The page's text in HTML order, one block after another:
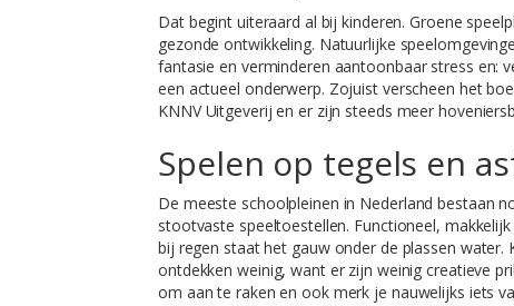
Dat begint uiteraard al bij kinderen. Groene
gezonde ontwikkeling. Natuurlijke
fantasie en verminderen aantoonbaar stress en:
een actueel onderwerp. Zojuist verscheen het
KNNV Uitgeverij en er zijn steeds meer
Spelen op tegels en
De meeste schoolpleinen in Nederland bestaan
stootvaste speeltoestellen. Functioneel,
bij regen staat het gauw onder de plassen water.
ontdekken weinig, want er zijn weinig creatieve
om aan te raken en ook merk je nauwelijks iets